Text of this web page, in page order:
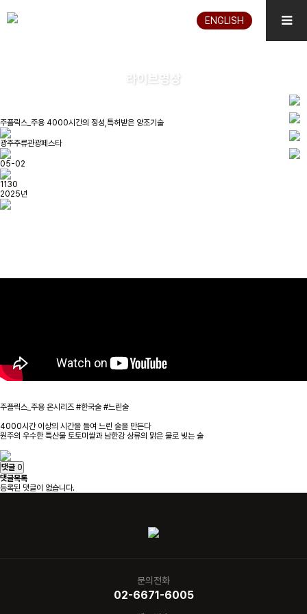
ENGLISH
라이브영상
주플릭스_주용 4000시간의 정성,특허받은 양조기술
광주주류관광페스타
05-02
1130
2025년
주플릭스_주용 온시리즈 #한국술 #느린술
4000시간 이상의 시간을 들여 느린 술을 만든다
원주의 우수한 특산물 토토미쌀과 남한강 상류의 맑은 물로 빚는 술
댓글 0
댓글목록
등록된 댓글이 없습니다.
문의전화
02-6671-6005